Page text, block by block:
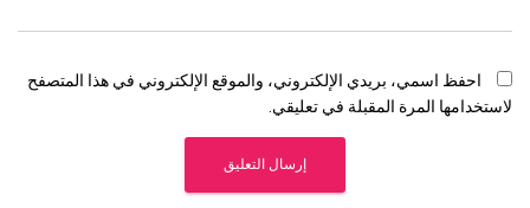
احفظ اسمي، بريدي الإلكتروني، والموقع الإلكتروني في هذا المتصفح
لاستخدامها المرة المقبلة في تعليقي.